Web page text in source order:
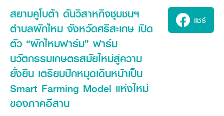
เครื่องจักรกลก่อสร้าง
รถขุดขนาดเล็ก
อุปกรณ์ต่อพ่วงรถขุด
รถตักล้อยาง
สินค้านวัตกรรมการเกษตร
โดรนการเกษตร
สิ่งที่ผู้ลงทุนจะได้รับ
การลงทุนรายได้และจุดคุ้มทุน
วัสดุอุปกรณ์
ขั้นตอนการเข้าร่วมโครงการ
ติดต่อซื้อกล้าแผ่น
วิสัยทัศน์และนโยบาย
4 หัวใจหลักของธุรกิจ
มาตรฐานสู่ความเป็นผู้นำในเอเชีย
ธุรกิจต่างประเทศ
ที่มา
สินค้าที่ส่งออก
สำนักงานต่างประเทศ
ศูนย์บริการในต่างประเทศ
สมัครงานคูโบต้า
ตำแหน่งงานว่าง
นักศึกษาฝึกงาน
สวัสดิการพนักงาน
ข่าวสาร
ข่าวสาร
ข่าวและกิจกรรมที่แนะนำ
ข่าวสารองค์กร
ข่าวกิจกรรมเพื่อสังคม
โฆษณาคูโบต้า
ข่าวกิจกรรมเพื่อสังคม
ออนไลน์โชว์รูม
บริการหลังการขาย
เช่าซื้อ
คูโบต้า สโตร์
สยามคูโบต้า ดันวิสาหกิจชุมชนฯ
ตำบลผักไหม จังหวัดศรีสะเกษ เปิด
ตัว “ผักไหมฟาร์ม” ฟาร์ม
นวัตกรรมเกษตรสมัยใหม่สู่ความ
ยั่งยืน เตรียมปักหมุดเดินหน้าเป็น
Smart Farming Model แห่งใหม่
ของภาคอีสาน
แชร์